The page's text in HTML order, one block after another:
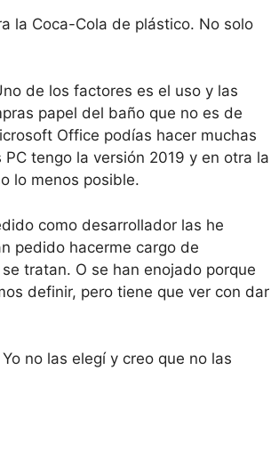
la Coca-Cola de plástico. No solo
de los factores es el uso y las
papel del baño que no es de
Office podías hacer muchas
tengo la versión 2019 y en otra la
lo menos posible.
como desarrollador las he
pedido hacerme cargo de
tratan. O se han enojado porque
definir, pero tiene que ver con dar
no las elegí y creo que no las